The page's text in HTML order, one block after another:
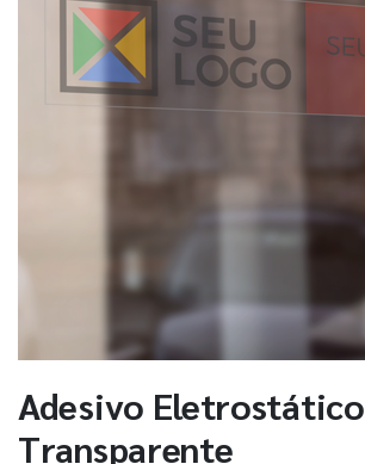
Adesivo Eletrostático
Transparente